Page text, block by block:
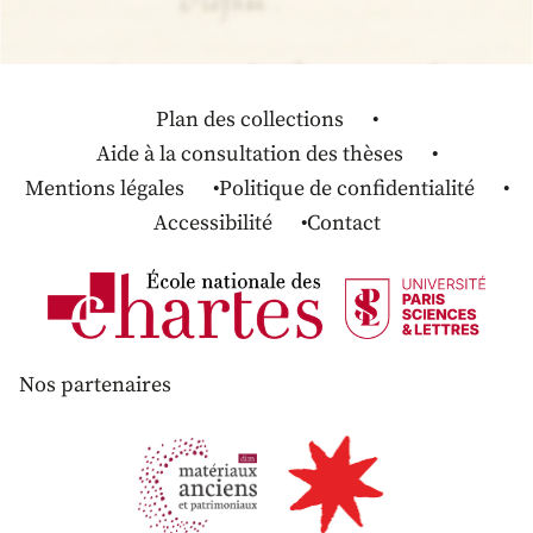
Plan des collections
Aide à la consultation des thèses
Mentions légales
Politique de confidentialité
Accessibilité
Contact
Nos partenaires